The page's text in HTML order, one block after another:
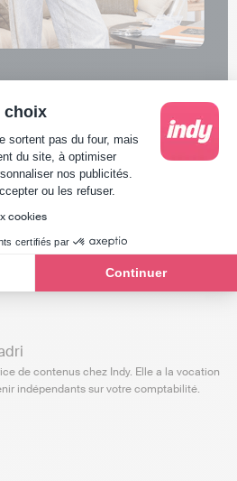
choix
du Consentement :
sortent pas du four, mais
du site, à optimiser
nos publicités.
ou les refuser.
cookies
certifiés par
Continuer
consent
de contenus chez Indy. Elle a la vocation
indépendants sur votre comptabilité.